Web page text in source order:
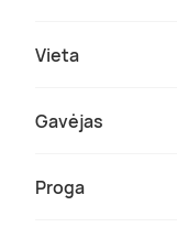
Vieta
Gavėjas
Proga